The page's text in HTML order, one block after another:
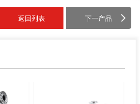
返回列表 下一产品